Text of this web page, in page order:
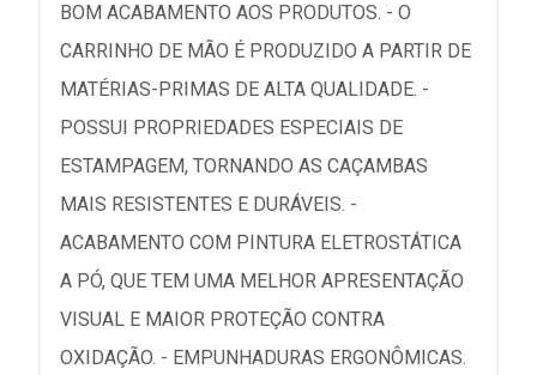
BOM ACABAMENTO AOS PRODUTOS. - O
CARRINHO DE MÃO É PRODUZIDO A PARTIR DE
MATÉRIAS-PRIMAS DE ALTA QUALIDADE. -
POSSUI PROPRIEDADES ESPECIAIS DE
ESTAMPAGEM, TORNANDO AS CAÇAMBAS
MAIS RESISTENTES E DURÁVEIS. -
ACABAMENTO COM PINTURA ELETROSTÁTICA
A PÓ, QUE TEM UMA MELHOR APRESENTAÇÃO
VISUAL E MAIOR PROTEÇÃO CONTRA
OXIDAÇÃO. - EMPUNHADURAS ERGONÔMICAS.